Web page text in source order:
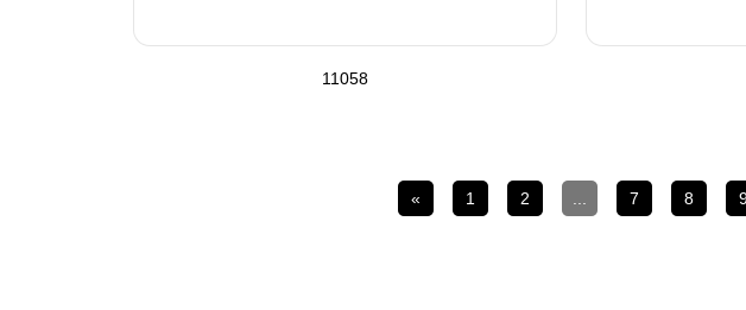
11058
« 1 2 ... 7 8